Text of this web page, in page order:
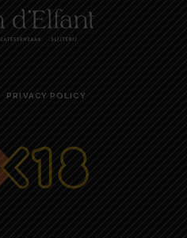
PRIVACY POLICY